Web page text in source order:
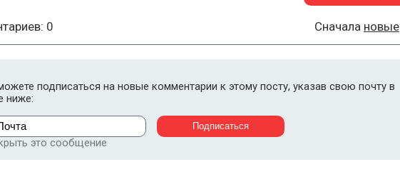
0 Сначала новые
подписаться на новые комментарии к этому посту, указав свою почту в
ниже:
это сообщение